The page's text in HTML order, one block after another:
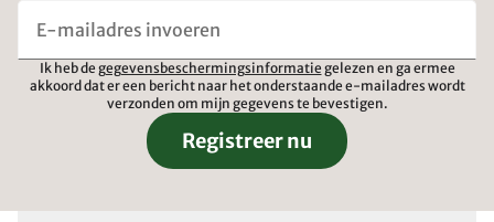
Ik heb de gegevensbeschermingsinformatie gelezen en ga ermee
akkoord dat er een bericht naar het onderstaande e-mailadres wordt
verzonden om mijn gegevens te bevestigen.
Registreer nu